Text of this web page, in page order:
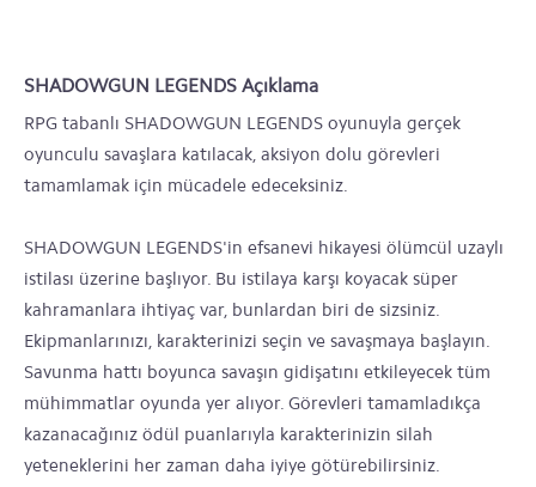
SHADOWGUN LEGENDS Açıklama
RPG tabanlı SHADOWGUN LEGENDS oyunuyla gerçek
oyunculu savaşlara katılacak, aksiyon dolu görevleri
tamamlamak için mücadele edeceksiniz.
SHADOWGUN LEGENDS'in efsanevi hikayesi ölümcül uzaylı
istilası üzerine başlıyor. Bu istilaya karşı koyacak süper
kahramanlara ihtiyaç var, bunlardan biri de sizsiniz.
Ekipmanlarınızı, karakterinizi seçin ve savaşmaya başlayın.
Savunma hattı boyunca savaşın gidişatını etkileyecek tüm
mühimmatlar oyunda yer alıyor. Görevleri tamamladıkça
kazanacağınız ödül puanlarıyla karakterinizin silah
yeteneklerini her zaman daha iyiye götürebilirsiniz.